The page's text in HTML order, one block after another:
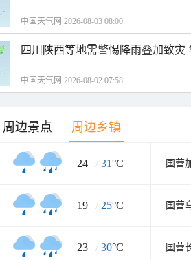
中国天气网 2026-08-03 08:00
四川陕西等地需警惕降雨叠加致
中国天气网 2026-08-02 07:58
周边景点 周边乡镇
24 / 31°C 国营
国营黎母山林业公司 19 / 25°C 国营
23 / 30°C 国营